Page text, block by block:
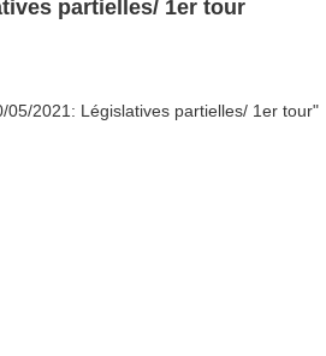
partielles/ 1er tour